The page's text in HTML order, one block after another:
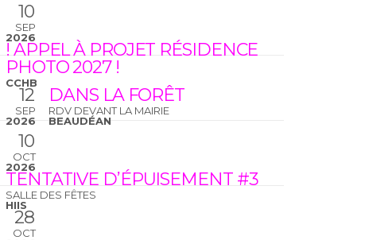
10
SEP
2026
! APPEL À PROJET RÉSIDENCE
PHOTO 2027 !
CCHB
12
SEP
2026
DANS LA FORÊT
RDV DEVANT LA MAIRIE
BEAUDÉAN
10
OCT
2026
TENTATIVE D’ÉPUISEMENT #3
SALLE DES FÊTES
HIIS
28
OCT